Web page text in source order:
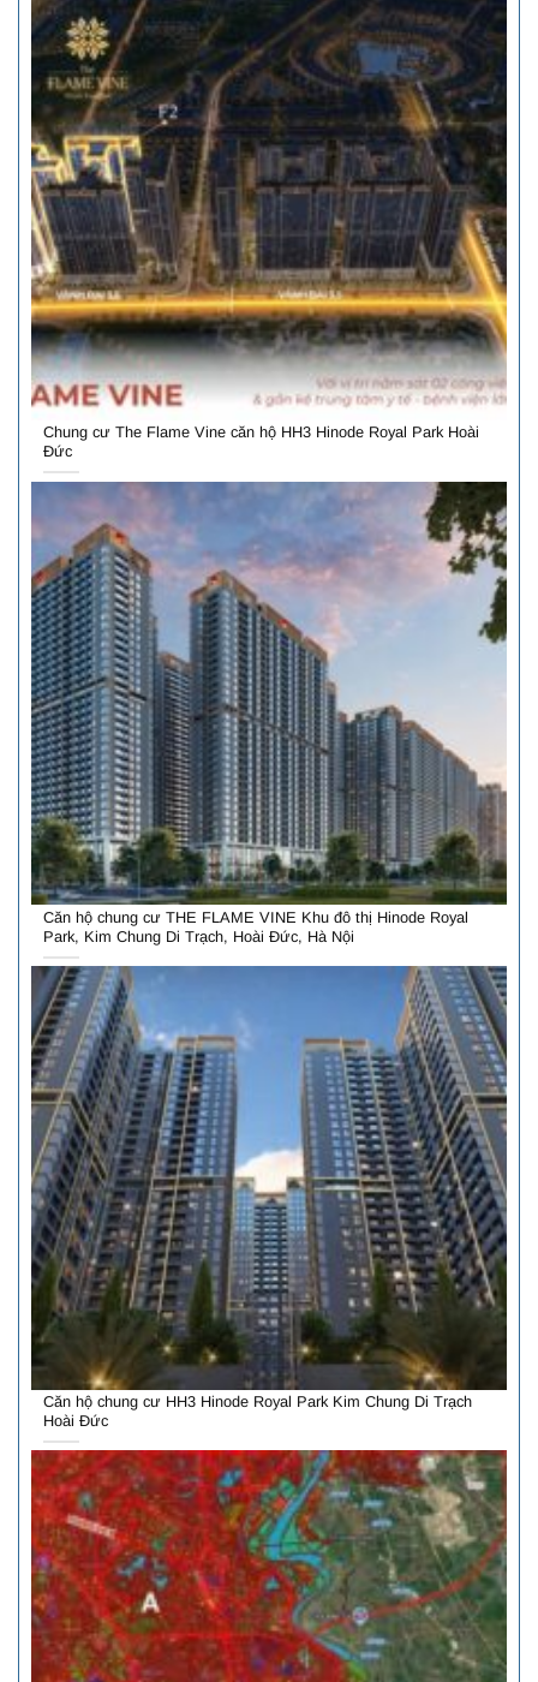
Chung cư The Flame Vine căn hộ HH3 Hinode Royal Park Hoài
Đức
Căn hộ chung cư THE FLAME VINE Khu đô thị Hinode Royal
Park, Kim Chung Di Trạch, Hoài Đức, Hà Nội
Căn hộ chung cư HH3 Hinode Royal Park Kim Chung Di Trạch
Hoài Đức